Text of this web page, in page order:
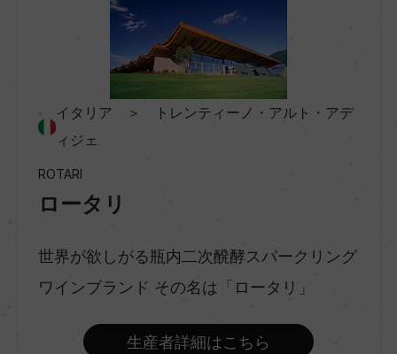
味わい
イタリア ＞ トレンティーノ・アルト・アデ
ィジェ
ROTARI
ロータリ
世界が欲しがる瓶内二次醗酵スパークリング
ワインブランド その名は「ロータリ」
生産者詳細はこちら